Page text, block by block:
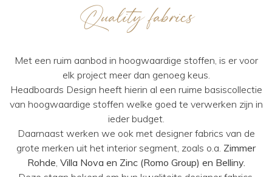
Quality fabrics
Met een ruim aanbod in hoogwaardige stoffen, is er voor
elk project meer dan genoeg keus.
Headboards Design heeft hierin al een ruime basiscollectie
van hoogwaardige stoffen welke goed te verwerken zijn in
ieder budget.
Daarnaast werken we ook met designer fabrics van de
grote merken uit het interior segment, zoals o.a. Zimmer
Rohde, Villa Nova en Zinc (Romo Group) en Belliny.